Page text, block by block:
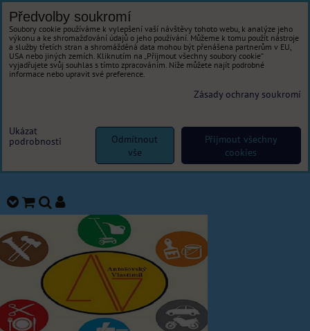
Předvolby soukromí
Soubory cookie používáme k vylepšení vaší návštěvy tohoto webu, k analýze jeho
výkonu a ke shromažďování údajů o jeho používání. Můžeme k tomu použít nástroje
a služby třetích stran a shromážděná data mohou být přenášena partnerům v EU,
USA nebo jiných zemích. Kliknutím na „Přijmout všechny soubory cookie“
vyjadřujete svůj souhlas s tímto zpracováním. Níže můžete najít podrobné
informace nebo upravit své preference.
Zásady ochrany soukromí
Ukázat
podrobnosti
Přijmout všechny
cookies
Odmítnout
vše